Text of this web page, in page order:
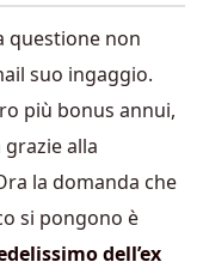
questione non
suo ingaggio.
più bonus annui,
alla
la domanda che
si pongono è
dell’ex